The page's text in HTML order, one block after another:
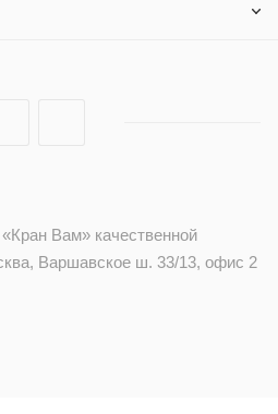
Вам» качественной
Варшавское ш. 33/13, офис 2